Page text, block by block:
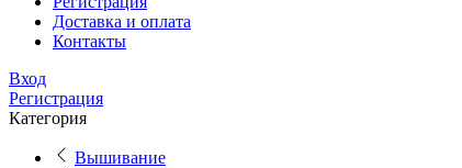
Доставка и оплата
Контакты
Вход
Регистрация
Категория
Вышивание